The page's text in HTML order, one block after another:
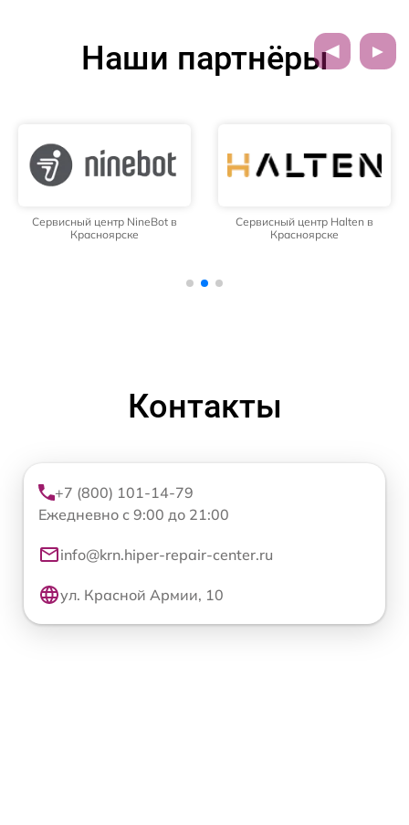
Наши партнёры
Сервисный центр NineBot в
Красноярске
Сервисный центр Halten в
Красноярске
Контакты
+7 (800) 101-14-79
Ежедневно с 9:00 до 21:00
info@krn.hiper-repair-center.ru
ул. Красной Армии, 10